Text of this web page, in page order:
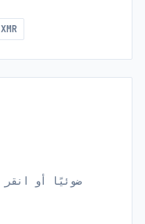
XMR